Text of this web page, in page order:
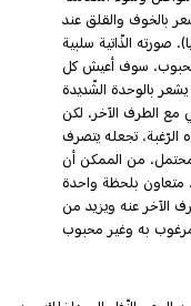
بالخوف والقلق عند
صورته الذّاتية سلبية
محبوب، سوف أعيش كل
يشعر بالوحدة الشّديدة
مع الطرف الآخر، لكن
الرّغبة، تجعله يتصرف
من الممكن أن
متعاون بلحظة واحدة
الآخر عنه ويزيد من